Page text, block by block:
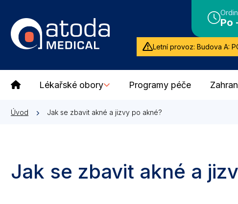
Po
Letní provoz: Budova A:
Lékařské obory Programy péče
Úvod Jak se zbavit akné a jizvy po akné?
Jak se zbavit akné a